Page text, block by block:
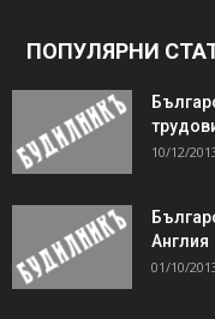
ПОПУЛЯРНИ
10/12/
Англия
01/10/